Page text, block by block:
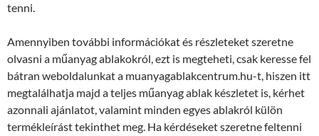
tenni.
Amennyiben további információkat és részleteket szeretne
olvasni a műanyag ablakokról, ezt is megteheti, csak keresse fel
bátran weboldalunkat a muanyagablakcentrum.hu-t, hiszen itt
megtalálhatja majd a teljes műanyag ablak készletet is, kérhet
azonnali ajánlatot, valamint minden egyes ablakról külön
termékleírást tekinthet meg. Ha kérdéseket szeretne feltenni